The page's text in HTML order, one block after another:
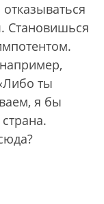
Становишься
ты
я бы